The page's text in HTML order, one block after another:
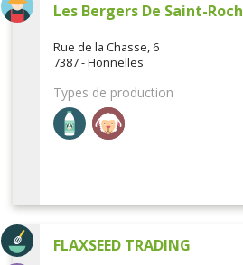
Les Bergers De Saint-Roch
Rue de la Chasse, 6
7387 - Honnelles
Types de production
FLAXSEED TRADING